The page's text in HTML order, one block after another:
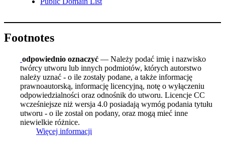
Footnotes
odpowiednio oznaczyć — Należy podać imię i nazwisko
twórcy utworu lub innych podmiotów, których autorstwo
należy uznać - o ile zostały podane, a także informację
prawnoautorską, informację licencyjną, notę o wyłączeniu
odpowiedzialności oraz odnośnik do utworu. Licencje CC
wcześniejsze niż wersja 4.0 posiadają wymóg podania tytułu
utworu - o ile został on podany, oraz mogą mieć inne
niewielkie różnice.
Więcej informacji